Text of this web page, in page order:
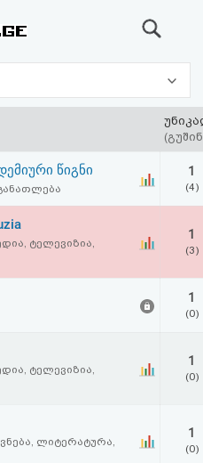
წიგნი 1
(4)
ტელევიზია,
1
(3)
1
(0)
ტელევიზია,
1
(0)
ლიტერატურა,
1
(0)